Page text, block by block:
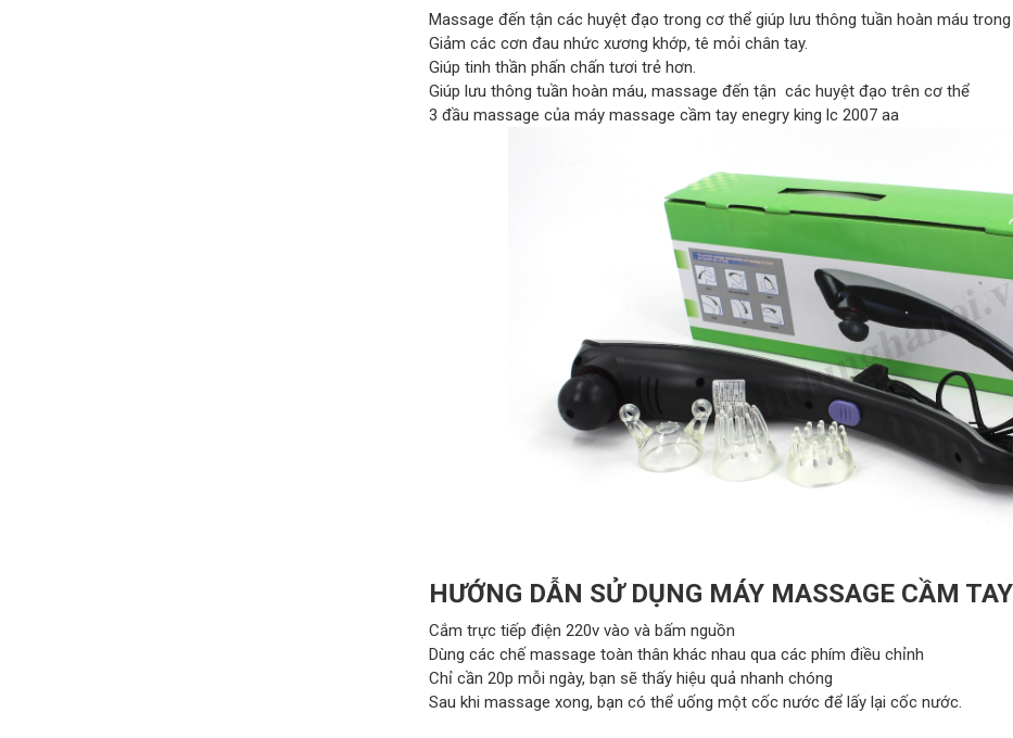
Massage đến tận các huyệt đạo trong cơ thể giúp lưu thông tuần hoàn máu
Giảm các cơn đau nhức xương khớp, tê mỏi chân tay.
Giúp tinh thần phấn chấn tươi trẻ hơn.
Giúp lưu thông tuần hoàn máu, massage đến tận các huyệt đạo trên cơ thể
3 đầu massage của máy massage cầm tay enegry king lc 2007 aa
HƯỚNG DẪN SỬ DỤNG MÁY MASSAGE CẦM
Cắm trực tiếp điện 220v vào và bấm nguồn
Dùng các chế massage toàn thân khác nhau qua các phím điều chỉnh
Chỉ cần 20p mỗi ngày, bạn sẽ thấy hiệu quả nhanh chóng
Sau khi massage xong, bạn có thể uống một cốc nước để lấy lại cốc nước.